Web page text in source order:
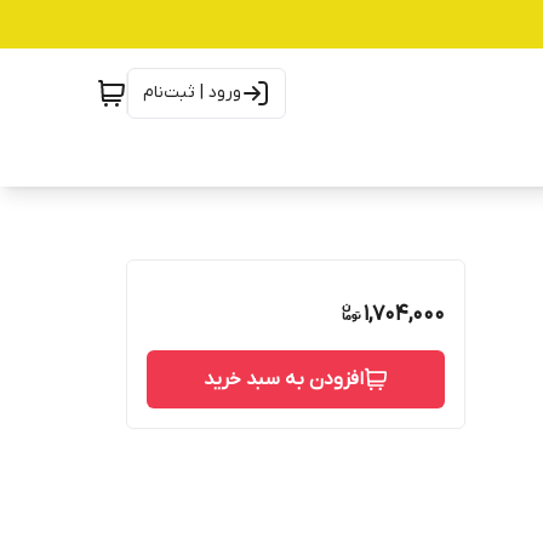
ورود | ثبت‌نام
1,704,000
افزودن به سبد خرید